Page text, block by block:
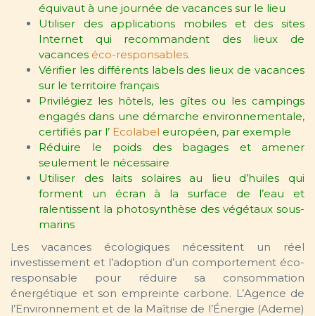
équivaut à une journée de vacances sur le lieu
Utiliser des applications mobiles et des sites
Internet qui recommandent des lieux de
vacances éco-responsables.
Vérifier les différents labels des lieux de vacances
sur le territoire français
Privilégiez les hôtels, les gîtes ou les campings
engagés dans une démarche environnementale,
certifiés par l’ Ecolabel européen, par exemple
Réduire le poids des bagages et amener
seulement le nécessaire
Utiliser des laits solaires au lieu d’huiles qui
forment un écran à la surface de l’eau et
ralentissent la photosynthèse des végétaux sous-
marins
Les vacances écologiques nécessitent un réel
investissement et l’adoption d’un comportement éco-
responsable pour réduire sa consommation
énergétique et son empreinte carbone. L’Agence de
l’Environnement et de la Maîtrise de l’Énergie (Ademe)